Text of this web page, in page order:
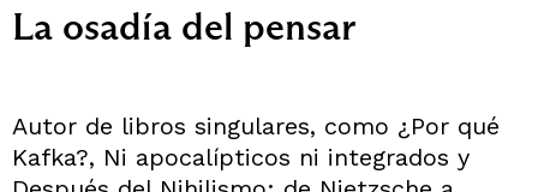
La osadía del pensar
Autor de libros singulares, como ¿Por qué
Kafka?, Ni apocalípticos ni integrados y